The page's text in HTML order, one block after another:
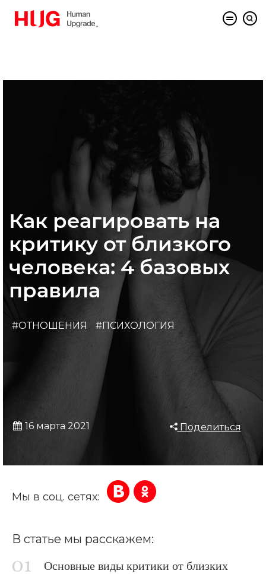
Как реагировать на
критику от близкого
человека: 4 базовых
правила
#ОТНОШЕНИЯ #ПСИХОЛОГИЯ
16 марта 2021 Поделиться
Мы в соц. сетях:
В статье мы расскажем:
Основные виды критики от близких